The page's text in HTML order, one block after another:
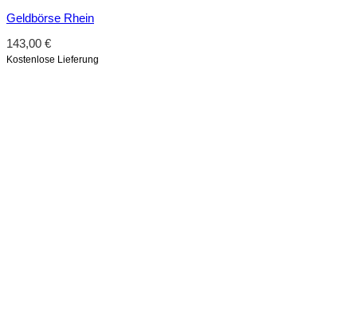
Geldbörse Rhein
143,00 €
Kostenlose Lieferung